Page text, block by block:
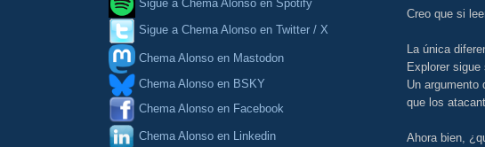
Sigue a Chema Alonso en Spotify
Sigue a Chema Alonso en Twitter / X
Chema Alonso en Mastodon
Chema Alonso en BSKY
Chema Alonso en Facebook
Chema Alonso en Linkedin
Creo que si
La única
Explorer sigue
Un argumento
que los
Ahora bien,